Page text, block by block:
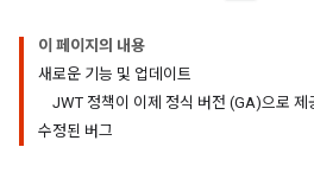
이 페이지의 내용
새로운 기능 및 업데이트
JWT 정책이 이제 정식 버전 (GA)으로 제
수정된 버그